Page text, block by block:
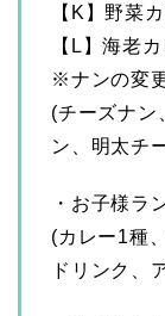
【K】野菜
【L】海老
※ナンの変
(チーズナン
ン、明太チ
・お子様
(カレー1種
ドリンク、